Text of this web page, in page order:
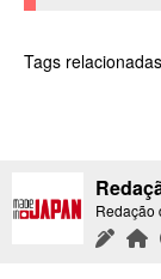
Tags
Redação